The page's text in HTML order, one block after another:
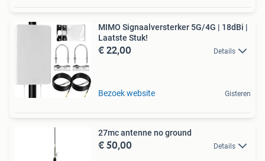
MIMO Signaalversterker 5G/4G | 18dBi |
Laatste Stuk!
€ 22,00 Details
Bezoek website Gisteren
27mc antenne no ground
€ 50,00 Details